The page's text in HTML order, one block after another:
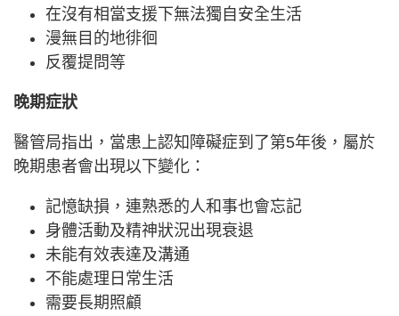
在沒有相當支援下無法獨自安全生活
漫無目的地徘徊
反覆提問等
晚期症狀
醫管局指出，當患上認知障礙症到了第5年後，屬於
晚期患者會出現以下變化：
記憶缺損，連熟悉的人和事也會忘記
身體活動及精神狀況出現衰退
未能有效表達及溝通
不能處理日常生活
需要長期照顧